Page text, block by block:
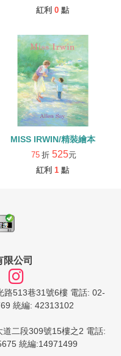
紅利 0 點
MISS IRWIN/精裝繪本
75 折 525元
紅利 1 點
公司
路513巷31號6樓 電話: 02-
統編: 42313102
二段309號15樓之2 電話:
統編:14971499